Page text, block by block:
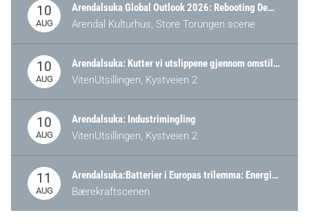
10
AUG
Arendalsuka Global Outlook 2026: Rebooting Democracy for a New World Order
Arendal Kulturhus, Store Torungen scene
10
AUG
Arendalsuka: Kutter vi utslippene gjennom omstilling – eller tap av industri?
VitenUtsillingen, Kystveien 2
10
AUG
Arendalsuka: Industrimingling
VitenUtsillingen, Kystveien 2
11
AUG
Arendalsuka:Batterier i Europas trilemma: Energisikkerhet, konkurransekraft og bærekraft (Battery Norway-arrangement)
Bærekraftscenen